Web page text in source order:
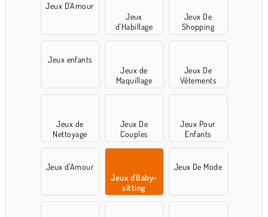
Jeux D'Amour
Jeux
d'Habillage
Jeux De
Shopping
Jeux enfants
Jeux de
Maquillage
Jeux De
Vêtements
Jeux de
Nettoyage
Jeux De
Couples
Jeux Pour
Enfants
Jeux d'Amour
Jeux d'Baby-
sitting
Jeux De Mode